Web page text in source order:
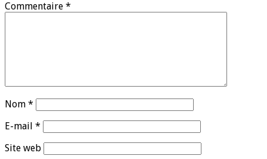
Commentaire *
Nom *
E-mail *
Site web